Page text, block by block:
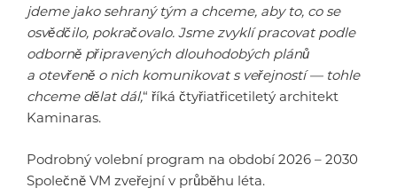
jdeme jako sehraný tým a chceme, aby to, co se
osvědčilo, pokračovalo. Jsme zvyklí pracovat podle
odborně připravených dlouhodobých plánů
a otevřeně o nich komunikovat s veřejností — tohle
chceme dělat dál,“ říká čtyřiatřicetiletý architekt
Kaminaras.
Podrobný volební program na období 2026 – 2030
Společně VM zveřejní v průběhu léta.